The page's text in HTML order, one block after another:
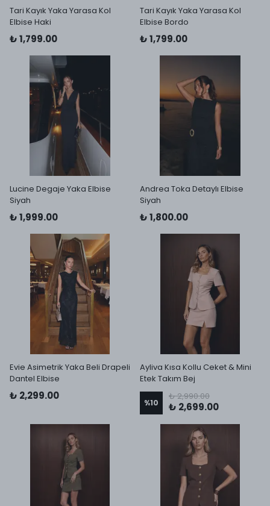
Tari Kayık Yaka Yarasa Kol
Elbise Haki
₺ 1,799.00
Tari Kayık Yaka Yarasa Kol
Elbise Bordo
₺ 1,799.00
Lucine Degaje Yaka Elbise
Siyah
₺ 1,999.00
Andrea Toka Detaylı Elbise
Siyah
₺ 1,800.00
Evie Asimetrik Yaka Beli Drapeli
Dantel Elbise
₺ 2,299.00
Ayliva Kısa Kollu Ceket & Mini
Etek Takım Bej
%10
₺ 2,990.00
₺ 2,699.00